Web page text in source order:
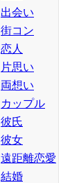
出会い
街コン
恋人
片思い
両想い
カップル
彼氏
彼女
遠距離恋愛
結婚